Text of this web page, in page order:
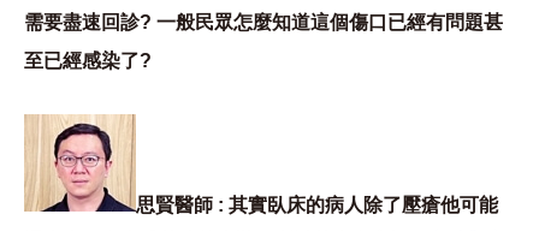
需要盡速回診? 一般民眾怎麼知道這個傷口已經有問題甚
至已經感染了?
思賢醫師 : 其實臥床的病人除了壓瘡他可能